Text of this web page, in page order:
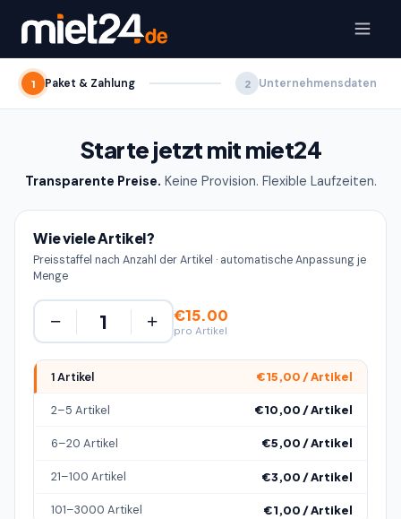
1 Paket & Zahlung 2 Unternehmensdaten
Starte jetzt mit miet24
Transparente Preise. Keine Provision. Flexible Laufzeiten.
Wie viele Artikel?
Preisstaffel nach Anzahl der Artikel · automatische Anpassung je
Menge
− + €15.00
pro Artikel
1 Artikel €15,00 / Artikel
2–5 Artikel €10,00 / Artikel
6–20 Artikel €5,00 / Artikel
21–100 Artikel €3,00 / Artikel
101–3000 Artikel €1,00 / Artikel